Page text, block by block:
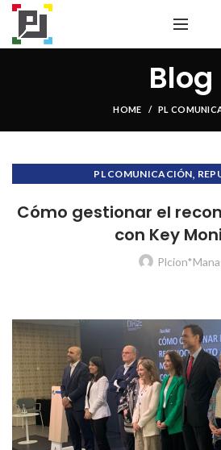
Blog
HOME PL
PL COMUNICACIÓN,
Cómo gestionar el
con Key